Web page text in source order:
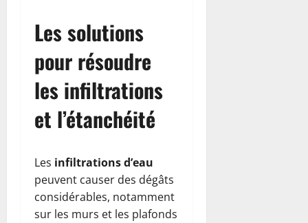
Les solutions
pour résoudre
les infiltrations
et l’étanchéité
Les infiltrations d’eau
peuvent causer des dégâts
considérables, notamment
sur les murs et les plafonds